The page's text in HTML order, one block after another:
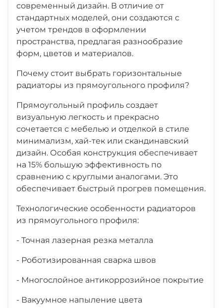
современный дизайн. В отличие от
стандартных моделей, они создаются с
учетом трендов в оформлении
пространства, предлагая разнообразие
форм, цветов и материалов.
Почему стоит выбрать горизонтальные
радиаторы из прямоугольного профиля?
Прямоугольный профиль создает
визуальную легкость и прекрасно
сочетается с мебелью и отделкой в стиле
минимализм, хай-тек или скандинавский
дизайн. Особая конструкция обеспечивает
на 15% большую эффективность по
сравнению с круглыми аналогами. Это
обеспечивает быстрый прогрев помещения.
Технологические особенности радиаторов
из прямоугольного профиля:
- Точная лазерная резка металла
- Роботизированная сварка швов
- Многослойное антикоррозийное покрытие
- Вакуумное напыление цвета